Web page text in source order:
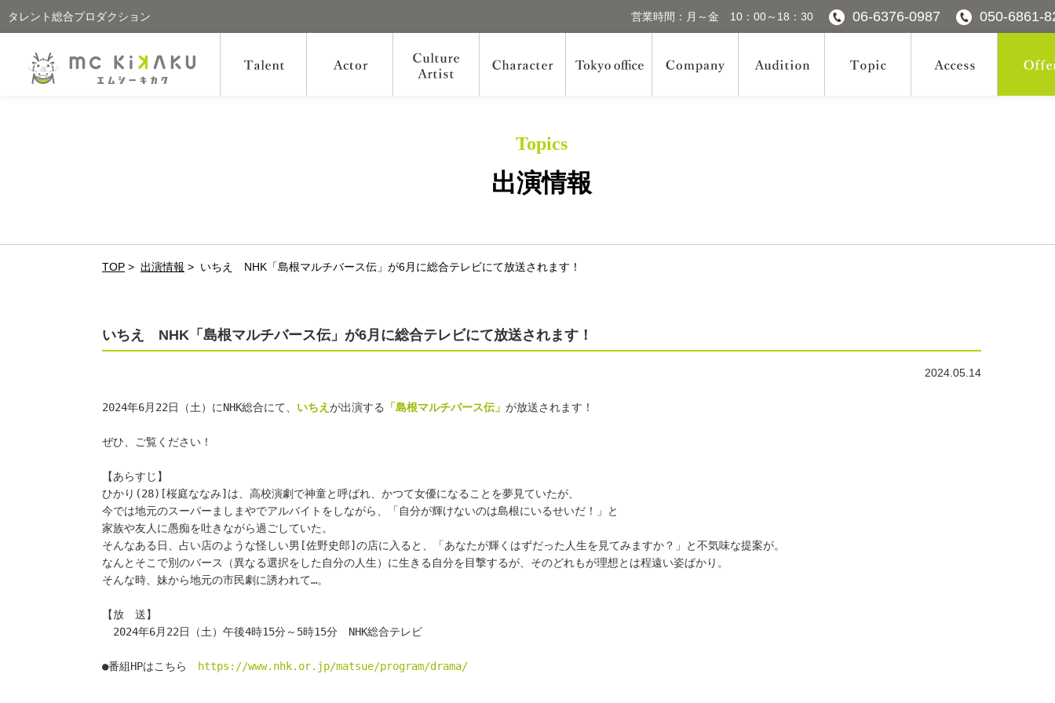
タレント総合プロダクション 営業時間：月～金 10：00～18：30 06-6376-0987 050-6861-
Topics
出演情報
TOP > 出演情報 > いちえ NHK「島根マルチバース伝」が6月に総合テレビにて放送されます！
いちえ NHK「島根マルチバース伝」が6月に総合テレビにて放送されます！
2024.05.14
2024年6月22日（土）にNHK総合にて、 いちえ が出演する 「島根マルチバース伝」 が放送されます！
ぜひ、ご覧ください！
【あらすじ】
ひかり(28)[桜庭ななみ]は、高校演劇で神童と呼ばれ、かつて女優になることを夢見ていたが、
今では地元のスーパーましまやでアルバイトをしながら、「自分が輝けないのは島根にいるせいだ！」と
家族や友人に愚痴を吐きながら過ごしていた。
そんなある日、占い店のような怪しい男[佐野史郎]の店に入ると、「あなたが輝くはずだった人生を見てみますか？」と不気味な提案が。
なんとそこで別のバース（異なる選択をした自分の人生）に生きる自分を目撃するが、そのどれもが理想とは程遠い姿ばかり。
そんな時、妹から地元の市民劇に誘われて…。
【放　送】
2024年6月22日（土）午後4時15分～5時15分　NHK総合テレビ
●番組HPはこちら https://www.nhk.or.jp/matsue/program/drama/